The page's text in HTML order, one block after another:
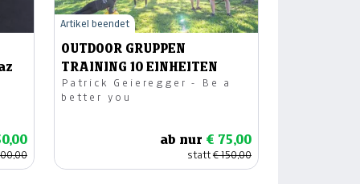
OUTDOOR GRUPPEN
TRAINING 10 EINHEITEN
Patrick Geieregger - Be a
better you
ab nur € 75,00
statt€ 150,00
Artikel beendet